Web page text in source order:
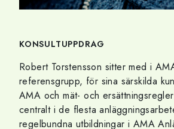
KONSULTUPPDRAG
Robert Torstensson sitter med i
referensgrupp, för sina särskilda
AMA och mät- och
centralt i de flesta
regelbundna utbildningar i AMA